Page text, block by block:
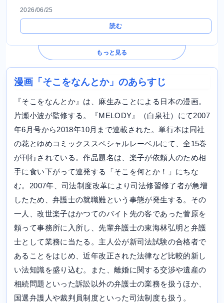
2026/06/25
読む
もっと見る
漫画「そこをなんとか」のあらすじ
『そこをなんとか』は、麻生みことによる日本の漫画。
片瀬小波が監修する。『MELODY』（白泉社）にて2007
年6月号から2018年10月まで連載された。単行本は同社
の花とゆめコミックススペシャルレーベルにて、全15巻
が刊行されている。作品題名は、楽子が依頼人のため相
手に食い下がって連発する「そこを何とか！」にちな
む。2007年、司法制度改革により司法修習修了者が急増
したため、弁護士の就職難という事態が発生する。その
一人、改世楽子はかつてのバイト先の客であった菅原を
頼って事務所に入所し、先輩弁護士の東海林弘明と弁護
士として業務に当たる。主人公が新司法試験の合格者で
あることをはじめ、近年改正された法律など比較的新し
い法知識を盛り込む。また、離婚に関する交渉や遺産の
相続問題といった訴訟以外の弁護士の業務を扱うほか、
国選弁護人や裁判員制度といった司法制度も扱う。